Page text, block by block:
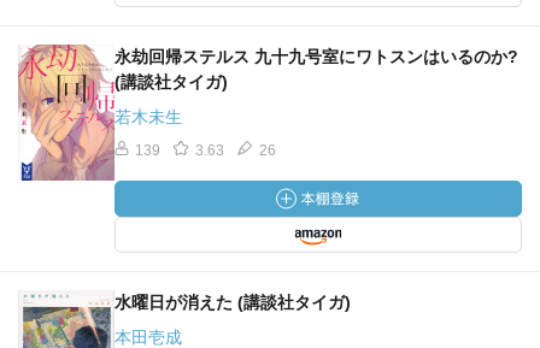
永劫回帰ステルス 九十九号室にワトスンはいるのか?
(講談社タイガ)
若木未生
139 3.63 26
水曜日が消えた (講談社タイガ)
本田壱成